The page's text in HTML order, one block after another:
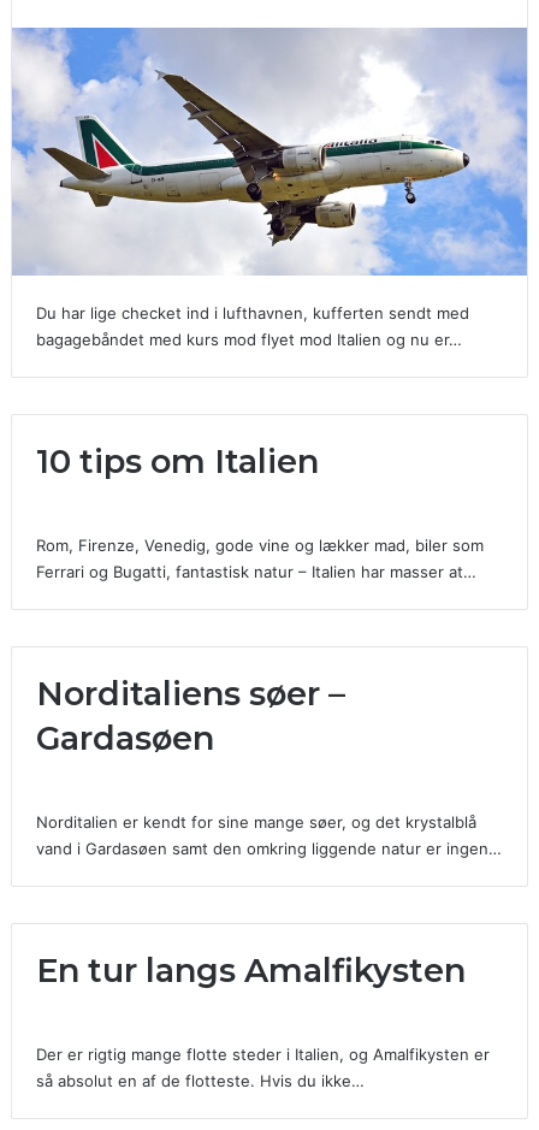
Du har lige checket ind i lufthavnen, kufferten sendt med
bagagebåndet med kurs mod flyet mod Italien og nu er…
10 tips om Italien
Rom, Firenze, Venedig, gode vine og lækker mad, biler som
Ferrari og Bugatti, fantastisk natur – Italien har masser at…
Norditaliens søer –
Gardasøen
Norditalien er kendt for sine mange søer, og det krystalblå
vand i Gardasøen samt den omkring liggende natur er ingen…
En tur langs Amalfikysten
Der er rigtig mange flotte steder i Italien, og Amalfikysten er
så absolut en af de flotteste. Hvis du ikke…